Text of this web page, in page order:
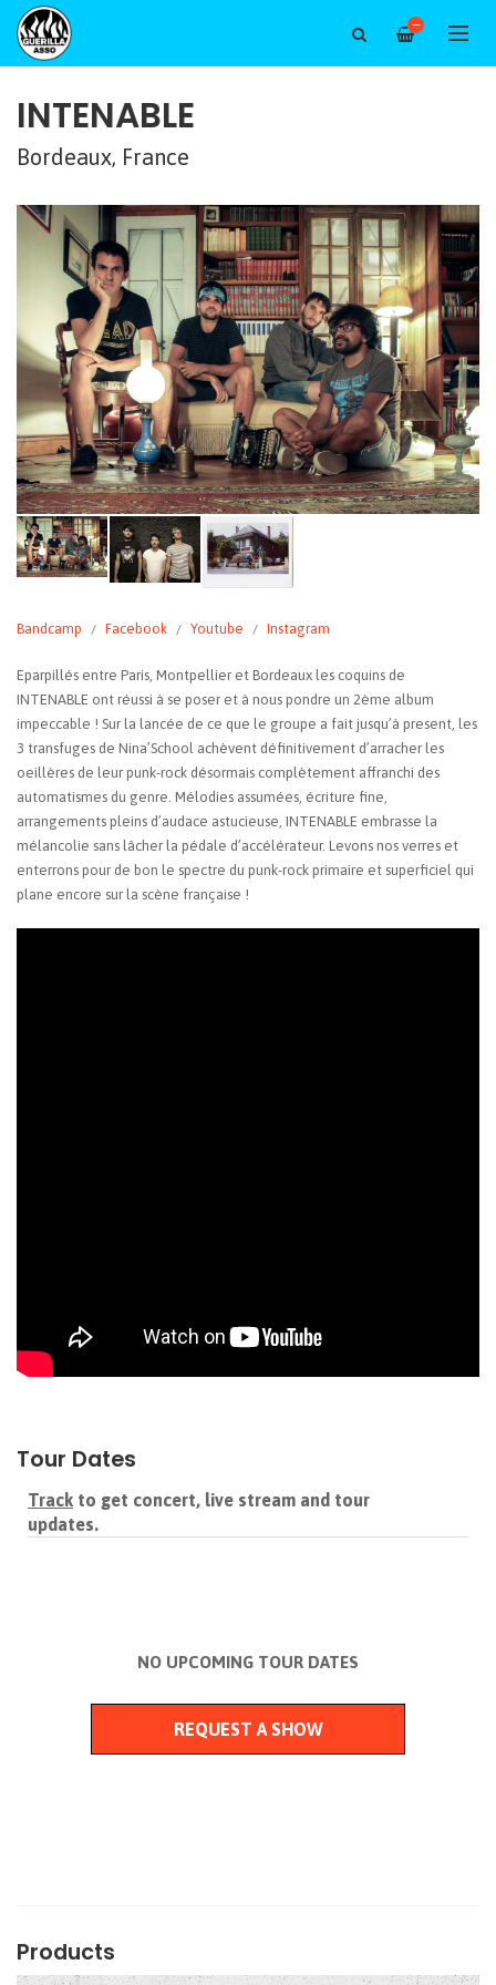
—
INTENABLE
Bordeaux, France
Bandcamp Facebook Youtube Instagram
Eparpillés entre Paris, Montpellier et Bordeaux les coquins de
INTENABLE ont réussi à se poser et à nous pondre un 2ème album
impeccable ! Sur la lancée de ce que le groupe a fait jusqu’à present, les
3 transfuges de Nina’School achèvent définitivement d’arracher les
oeillères de leur punk-rock désormais complètement affranchi des
automatismes du genre. Mélodies assumées, écriture fine,
arrangements pleins d’audace astucieuse, INTENABLE embrasse la
mélancolie sans lâcher la pédale d’accélérateur. Levons nos verres et
enterrons pour de bon le spectre du punk-rock primaire et superficiel qui
plane encore sur la scène française !
Tour Dates
Track to get concert, live stream and tour
updates.
NO UPCOMING TOUR DATES
REQUEST A SHOW
Products